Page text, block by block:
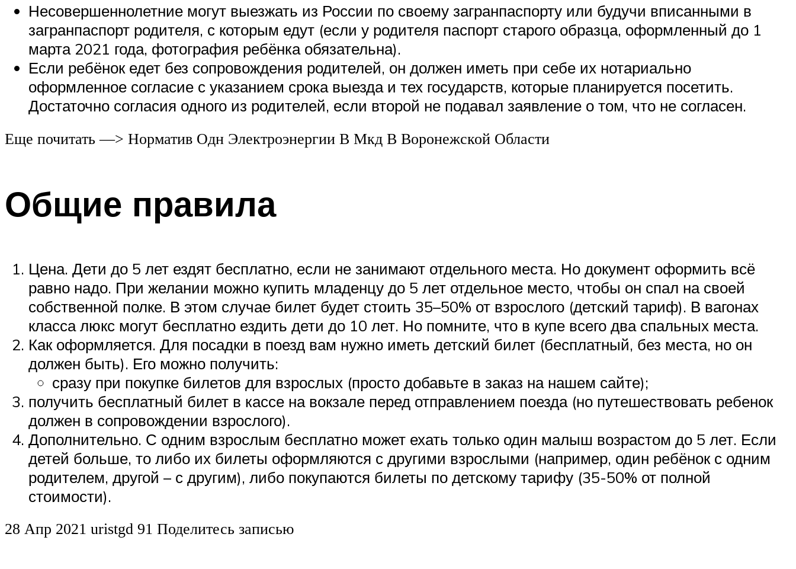
Несовершеннолетние могут выезжать из России по своему загранпаспорту или будучи вписанными в
загранпаспорт родителя, с которым едут (если у родителя паспорт старого образца, оформленный до 1
марта 2021 года, фотография ребёнка обязательна).
Если ребёнок едет без сопровождения родителей, он должен иметь при себе их нотариально
оформленное согласие с указанием срока выезда и тех государств, которые планируется посетить.
Достаточно согласия одного из родителей, если второй не подавал заявление о том, что не согласен.
Еще почитать —> Норматив Одн Электроэнергии В Мкд В Воронежской Области
Общие правила
Цена. Дети до 5 лет ездят бесплатно, если не занимают отдельного места. Но документ оформить всё
равно надо. При желании можно купить младенцу до 5 лет отдельное место, чтобы он спал на своей
собственной полке. В этом случае билет будет стоить 35–50% от взрослого (детский тариф). В вагонах
класса люкс могут бесплатно ездить дети до 10 лет. Но помните, что в купе всего два спальных места.
Как оформляется. Для посадки в поезд вам нужно иметь детский билет (бесплатный, без места, но он
должен быть). Его можно получить:
сразу при покупке билетов для взрослых (просто добавьте в заказ на нашем сайте);
получить бесплатный билет в кассе на вокзале перед отправлением поезда (но путешествовать ребенок
должен в сопровождении взрослого).
Дополнительно. С одним взрослым бесплатно может ехать только один малыш возрастом до 5 лет. Если
детей больше, то либо их билеты оформляются с другими взрослыми (например, один ребёнок с одним
родителем, другой – с другим), либо покупаются билеты по детскому тарифу (35-50% от полной
стоимости).
28 Апр 2021 uristgd 91 Поделитесь записью